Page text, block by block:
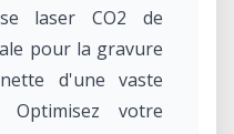
laser CO2 de
pour la gravure
d'une vaste
Optimisez votre